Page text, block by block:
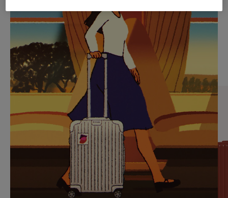
NO
ESTÁ
PAUSADO,
PULSE
PARA
PAUSARLO.
DEL
VÍDEO
ESTÁ
DESACTIVADO:
PULSE
PARA
ACTIVARLO.
IDAS DE REGALO CUIDADOSAMENTE ELEGIDAS
Encuentre su compañero de
viaje ideal